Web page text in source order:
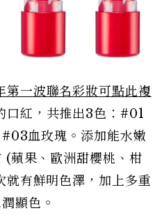
第一波聯名彩妝可點此複
口紅，共推出3色：#01
血玫瑰。添加能水嫩
(蘋果、歐洲甜櫻桃、柑
就有鮮明色澤，加上多重
顯色。